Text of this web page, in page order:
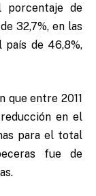
porcentaje de
32,7%, en las
de 46,8%,
que entre 2011
en el
para el total
fue de